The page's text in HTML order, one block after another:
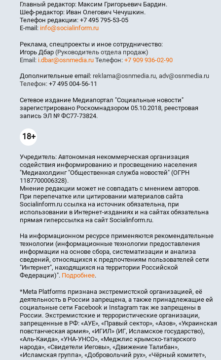
Главный редактор: Максим Григорьевич Бардин.
Шеф-редактор: Иван Олегович Чечушкин.
Телефон редакции: +7 495 795-53-05
E-mail: info@socialinform.ru
Реклама, спецпроекты и иное сотрудничество:
Игорь Дбар (Руководитель отдела продаж)
Email: i.dbar@osnmedia.ru Телефон: +7 909 936-02-90
Дополнительные email: reklama@osnmedia.ru, adv@osnmedia.ru
Телефон: +7 495 004-56-11
Сетевое издание Медиапортал "Социальные новости"
зарегистрировано Роскомнадзором 05.10.2018, реестровая
запись ЭЛ № ФС77-73824.
18+
Учредитель: Автономная некоммерческая организация
содействия информированию и просвещению населения
"Медиахолдинг "Общественная служба новостей" (ОГРН
1187700006328).
Мнение редакции может не совпадать с мнением авторов.
При перепечатке или цитировании материалов сайта
Socialinform.ru ссылка на источник обязательна, при
использовании в Интернет-изданиях и на сайтах обязательна
прямая гиперссылка на сайт Socialinform.ru.
На информационном ресурсе применяются рекомендательные
технологии (информационные технологии предоставления
информации на основе сбора, систематизации и анализа
сведений, относящихся к предпочтениям пользователей сети
"Интернет", находящихся на территории Российской
Федерации)". Подробнее.
*Meta Platforms признана экстремистской организацией, её
деятельность в России запрещена, а также принадлежащие ей
социальные сети Facebook и Instagram так же запрещены в
России. Экстремистские и террористические организации,
запрещенные в РФ: «АУЕ», «Правый сектор», «Азов», «Украинская
повстанческая армия», «ИГИЛ» (ИГ, Исламское государство),
«Аль-Каида», «УНА-УНСО», «Меджлис крымско-татарского
народа», «Свидетели Иеговы», «Движение Талибан»,
«Исламская группа», «Добровольчий рух», «Чёрный комитет»,